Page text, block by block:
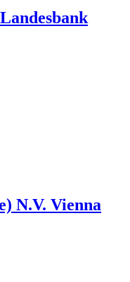
N.V. Vienna